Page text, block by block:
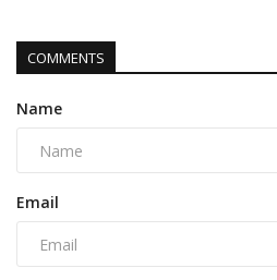
COMMENTS
Name
Email